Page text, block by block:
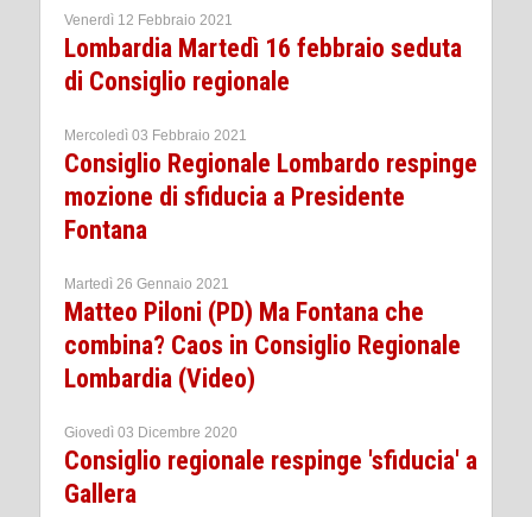
Venerdì 12 Febbraio 2021
Lombardia Martedì 16 febbraio seduta
di Consiglio regionale
Mercoledì 03 Febbraio 2021
Consiglio Regionale Lombardo respinge
mozione di sfiducia a Presidente
Fontana
Martedì 26 Gennaio 2021
Matteo Piloni (PD) Ma Fontana che
combina? Caos in Consiglio Regionale
Lombardia (Video)
Giovedì 03 Dicembre 2020
Consiglio regionale respinge 'sfiducia' a
Gallera